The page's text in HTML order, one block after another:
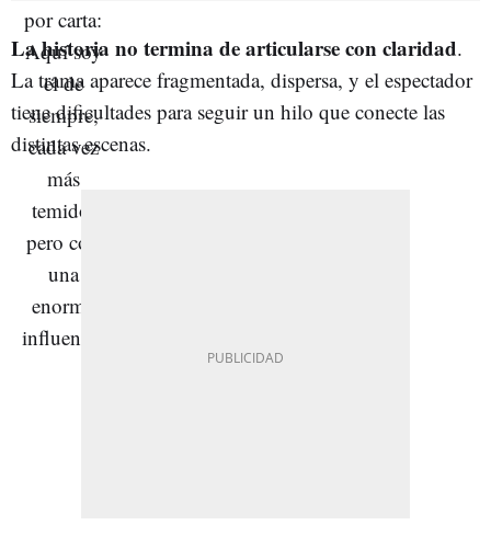
La historia no termina de articularse con claridad.
La trama aparece fragmentada, dispersa, y el espectador
tiene dificultades para seguir un hilo que conecte las
distintas escenas.